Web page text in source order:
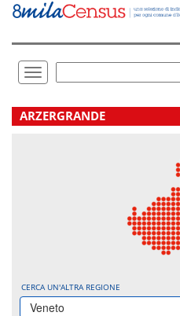
Vai
direttamente
Toggle
navigation
.
ARZERGRANDE
CERCA UN'ALTRA REGIONE
Veneto